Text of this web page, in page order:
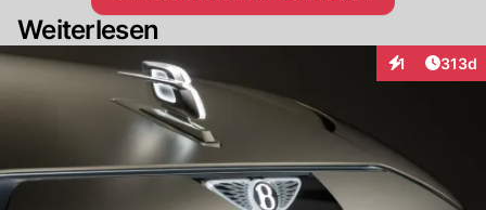
Weiterlesen
1
Interaktionen
313d